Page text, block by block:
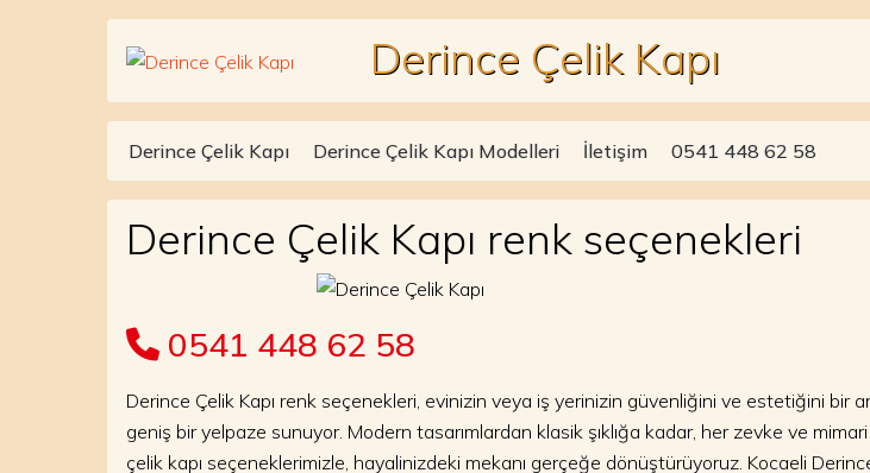
Skip to content Derince Çelik Kapı
Main Navigation
Derince Çelik Kapı Derince Çelik Kapı Modelleri İletişim 0541 448 62 58
Derince Çelik Kapı renk seçenekleri
0541 448 62 58
Derince Çelik Kapı renk seçenekleri, evinizin veya iş yerinizin güvenliğini ve estetiğini bir
geniş bir yelpaze sunuyor. Modern tasarımlardan klasik şıklığa kadar, her zevke ve
çelik kapı seçeneklerimizle, hayalinizdeki mekanı gerçeğe dönüştürüyoruz. Kocaeli